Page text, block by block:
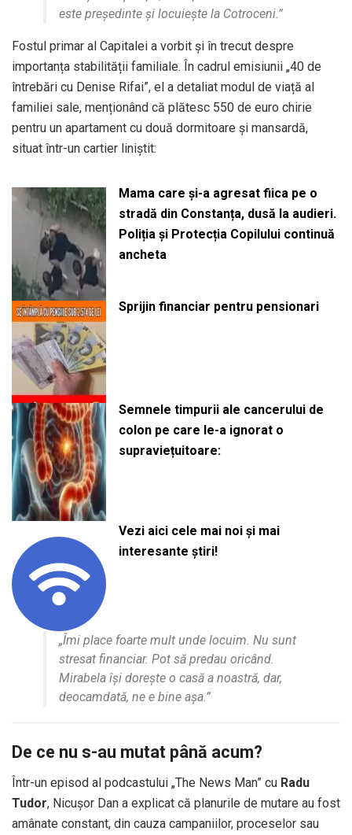
este președinte și locuiește la Cotroceni.”
Fostul primar al Capitalei a vorbit și în trecut despre
importanța stabilității familiale. În cadrul emisiunii „40 de
întrebări cu Denise Rifai”, el a detaliat modul de viață al
familiei sale, menționând că plătesc 550 de euro chirie
pentru un apartament cu două dormitoare și mansardă,
situat într-un cartier liniștit:
Mama care și-a agresat fiica pe o
stradă din Constanța, dusă la audieri.
Poliția și Protecția Copilului continuă
ancheta
Sprijin financiar pentru pensionari
Semnele timpurii ale cancerului de
colon pe care le-a ignorat o
supraviețuitoare:
Vezi aici cele mai noi și mai
interesante știri!
„Îmi place foarte mult unde locuim. Nu sunt
stresat financiar. Pot să predau oricând.
Mirabela își dorește o casă a noastră, dar,
deocamdată, ne e bine așa.”
De ce nu s-au mutat până acum?
Într-un episod al podcastului „The News Man” cu Radu
Tudor, Nicușor Dan a explicat că planurile de mutare au fost
amânate constant, din cauza campaniilor, proceselor sau